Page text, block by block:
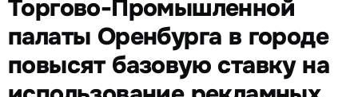
Торгово-Промышленной
палаты Оренбурга в городе
повысят базовую ставку на